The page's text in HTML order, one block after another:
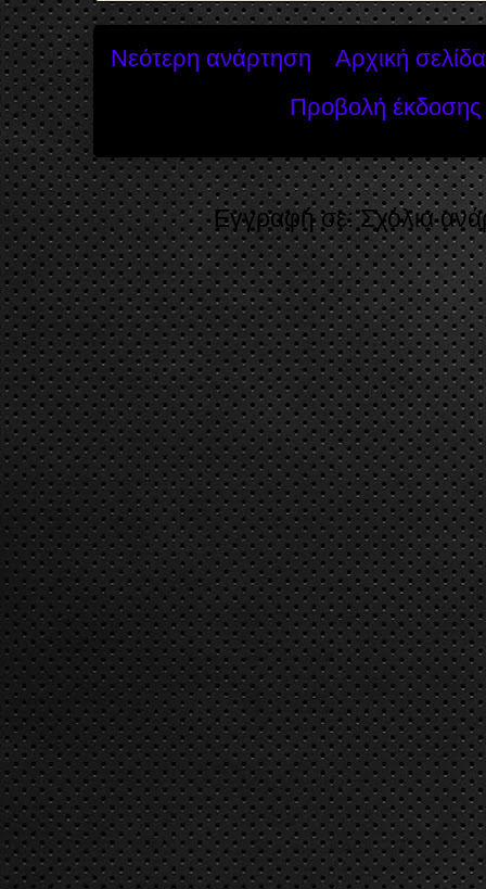
Νεότερη ανάρτηση
Αρχική σελίδα
Προβολή έκδοσης
Εγγραφή σε:Σχόλια